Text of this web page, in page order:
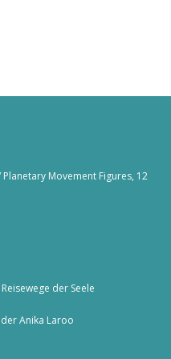
Movement Figures, 12
der Seele
der Anika Laroo